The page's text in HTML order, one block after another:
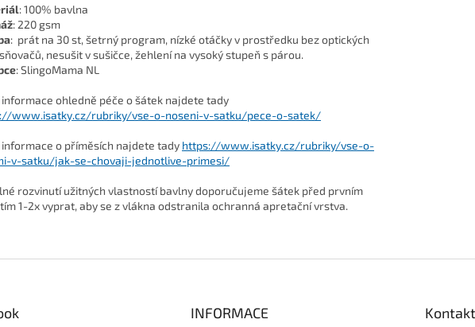
: 100% bavlna
: 220 gsm
: prát na 30 st, šetrný program, nízké otáčky v prostředku bez optických
nesušit v sušičce, žehlení na vysoký stupeň s párou.
: SlingoMama NL
informace ohledně péče o šátek najdete tady
www.isatky.cz/rubriky/vse-o-noseni-v-satku/pece-o-satek/
informace o příměsích najdete tady https://www.isatky.cz/rubriky/vse-o-
v-satku/jak-se-chovaji-jednotlive-primesi/
rozvinutí užitných vlastností bavlny doporučujeme šátek před prvním
1-2x vyprat, aby se z vlákna odstranila ochranná apretační vrstva.
INFORMACE Kontakt